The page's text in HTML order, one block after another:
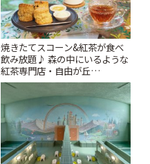
焼きたてスコーン&紅茶が食べ
飲み放題♪ 森の中にいるような
紅茶専門店・自由が丘
「YOTSUBA TEA」でのんびり
時間 | ことりっぷ